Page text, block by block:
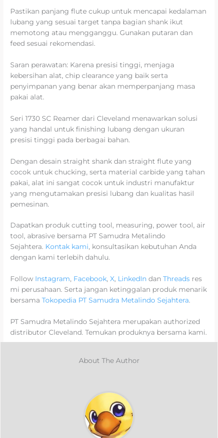
Pastikan panjang flute cukup untuk mencapai kedalaman
lubang yang sesuai target tanpa bagian shank ikut
memotong atau mengganggu. Gunakan putaran dan
feed sesuai rekomendasi.
Saran perawatan: Karena presisi tinggi, menjaga
kebersihan alat, chip clearance yang baik serta
penyimpanan yang benar akan memperpanjang masa
pakai alat.
Seri 1730 SC Reamer dari Cleveland menawarkan solusi
yang handal untuk finishing lubang dengan ukuran
presisi tinggi pada berbagai bahan.
Dengan desain straight shank dan straight flute yang
cocok untuk chucking, serta material carbide yang tahan
pakai, alat ini sangat cocok untuk industri manufaktur
yang mengutamakan presisi lubang dan kualitas hasil
pemesinan.
Dapatkan produk cutting tool, measuring, power tool, air
tool, abrasive bersama PT Samudra Metalindo
Sejahtera. Kontak kami, konsultasikan kebutuhan Anda
dengan kami terlebih dahulu.
Follow Instagram, Facebook,X, LinkedIndanThreads res
mi perusahaan. Serta jangan ketinggalan produk menarik
bersamaTokopedia PT Samudra Metalindo Sejahtera.
PT Samudra Metalindo Sejahtera merupakan authorized
distributor Cleveland. Temukan produknya bersama kami.
About The Author